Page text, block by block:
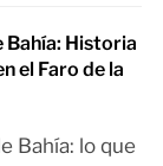
Bahía: Historia
el Faro de la
Bahía: lo que